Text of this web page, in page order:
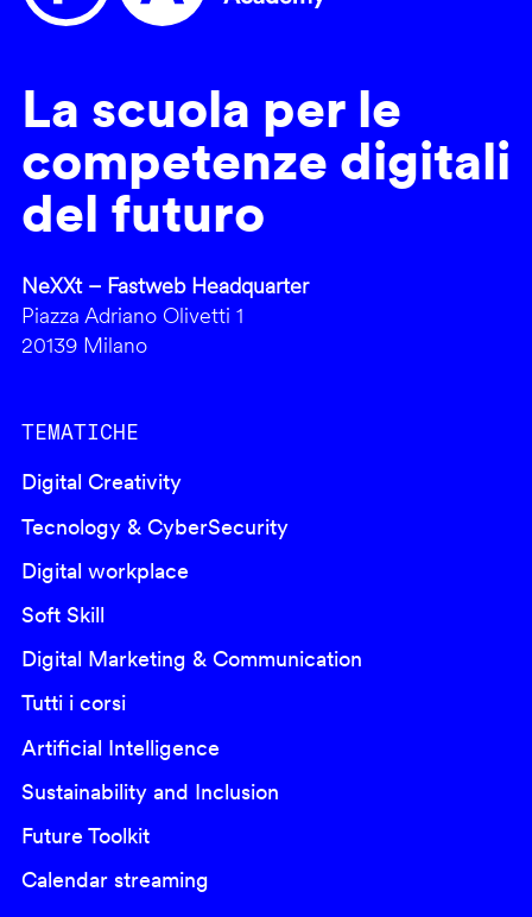
La scuola per le
competenze digitali
del futuro
NeXXt – Fastweb Headquarter
Piazza Adriano Olivetti 1
20139 Milano
TEMATICHE
Digital Creativity
Tecnology & CyberSecurity
Digital workplace
Soft Skill
Digital Marketing & Communication
Tutti i corsi
Artificial Intelligence
Sustainability and Inclusion
Future Toolkit
Calendar streaming